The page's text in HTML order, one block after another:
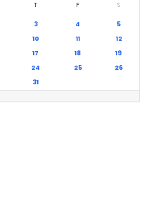
T F S
3 4
5
10 11
12
17 18
19
24 25
26
31